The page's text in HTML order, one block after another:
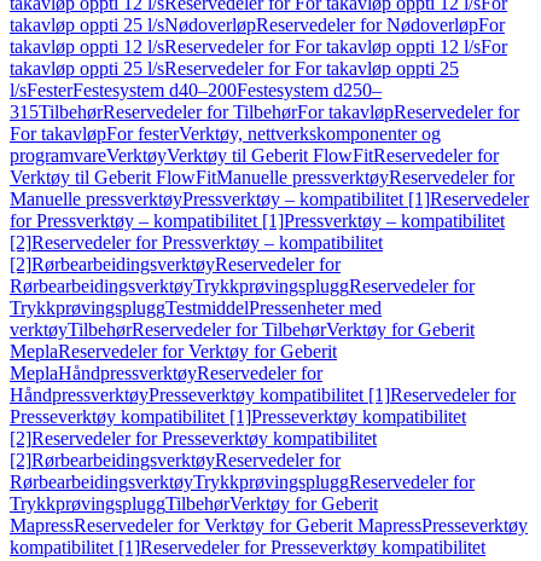
takavløp oppti 25 l/sNødoverløpReservedeler for NødoverløpFor
takavløp oppti 12 l/sReservedeler for For takavløp oppti 12 l/sFor
takavløp oppti 25 l/sReservedeler for For takavløp oppti 25
l/sFesterFestesystem d40–200Festesystem d250–
315TilbehørReservedeler for TilbehørFor takavløpReservedeler for
For takavløpFor festerVerktøy, nettverkskomponenter og
programvareVerktøyVerktøy til Geberit FlowFitReservedeler for
Verktøy til Geberit FlowFitManuelle pressverktøyReservedeler for
Manuelle pressverktøyPressverktøy – kompatibilitet [1]Reservedeler
for Pressverktøy – kompatibilitet [1]Pressverktøy – kompatibilitet
[2]Reservedeler for Pressverktøy – kompatibilitet
[2]RørbearbeidingsverktøyReservedeler for
RørbearbeidingsverktøyTrykkprøvingspluggReservedeler for
TrykkprøvingspluggTestmiddelPressenheter med
verktøyTilbehørReservedeler for TilbehørVerktøy for Geberit
MeplaReservedeler for Verktøy for Geberit
MeplaHåndpressverktøyReservedeler for
HåndpressverktøyPresseverktøy kompatibilitet [1]Reservedeler for
Presseverktøy kompatibilitet [1]Presseverktøy kompatibilitet
[2]Reservedeler for Presseverktøy kompatibilitet
[2]RørbearbeidingsverktøyReservedeler for
RørbearbeidingsverktøyTrykkprøvingspluggReservedeler for
TrykkprøvingspluggTilbehørVerktøy for Geberit
MapressReservedeler for Verktøy for Geberit MapressPresseverktøy
kompatibilitet [1]Reservedeler for Presseverktøy kompatibilitet